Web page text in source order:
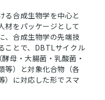
る合成生物学を中心と
材をパッケージとして
、合成生物学の先端技
ことで、DBTLサイクル
母・大腸菌・乳酸菌・
等）と対象化合物（各
）に対応した形でスマ